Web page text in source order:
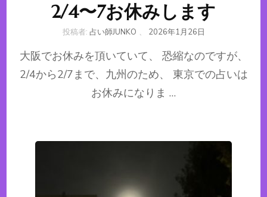
2/4〜7お休みします
投稿者: 占い師JUNKO 、 2026年1月26日
大阪でお休みを頂いていて、 恐縮なのですが、
2/4から2/7まで、九州のため、 東京での占いは
お休みになりま …